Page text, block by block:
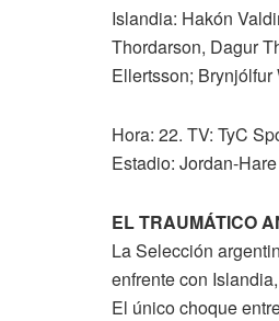
Islandia: Hakón
Thordarson, Dagur
Ellertsson;
Hora: 22. TV: TyC
Estadio: Jordan-
EL TRAUMÁTICO
La Selección
enfrente con
El único choque